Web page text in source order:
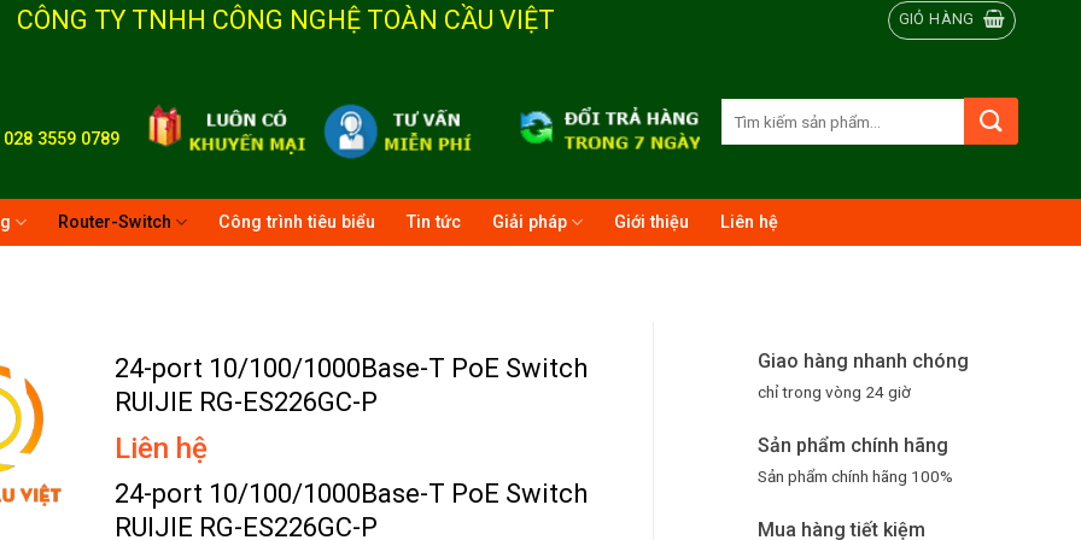
CÔNG TY TNHH CÔNG NGHỆ TOÀN CẦU VIỆT GIỎ HÀNG
028 3559 0789
Tìm
Router-Switch Công trình tiêu biểu Tin tức Giải pháp Giới thiệu Liên hệ
Giao hàng nhanh chóng
chỉ trong vòng 24 giờ
Sản phẩm chính hãng
Sản phẩm chính hãng 100%
Mua hàng tiết kiệm
24-port 10/100/1000Base-T PoE Switch
RUIJIE RG-ES226GC-P
Liên hệ
24-port 10/100/1000Base-T PoE Switch
RUIJIE RG-ES226GC-P